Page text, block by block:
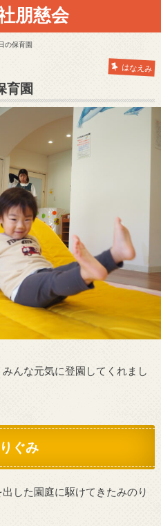
朋慈会
保育園
はなえみ
育園
んな元気に登園してくれまし
ぐみ
した園庭に駆けてきたみのり